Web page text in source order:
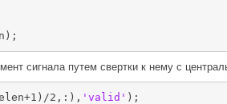
сигнала путем свертки к нему с
2,:), 'valid' );